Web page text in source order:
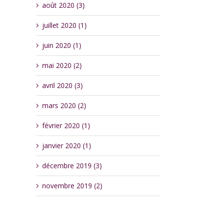
août 2020 (3)
juillet 2020 (1)
juin 2020 (1)
mai 2020 (2)
avril 2020 (3)
mars 2020 (2)
février 2020 (1)
janvier 2020 (1)
décembre 2019 (3)
novembre 2019 (2)